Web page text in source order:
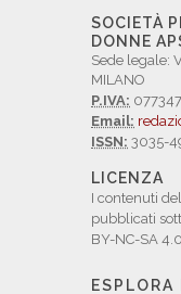
SOCIETÀ
DONNE
Sede legale:
MILANO
P.IVA:
Email:
ISSN: 3035-
LICENZA
I contenuti
pubblicati
BY-NC-SA 4.0.